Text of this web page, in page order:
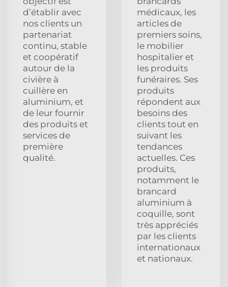
d’établir avec
nos clients un
partenariat
continu, stable
et coopératif
autour de la
civière à
cuillère en
aluminium, et
de leur fournir
des produits et
services de
première
qualité.
médicaux, les
articles de
premiers soins,
le mobilier
hospitalier et
les produits
funéraires. Ses
produits
répondent aux
besoins des
clients tout en
suivant les
tendances
actuelles. Ces
produits,
notamment le
brancard
aluminium à
coquille, sont
très appréciés
par les clients
internationaux
et nationaux.